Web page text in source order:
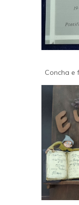
Concha e